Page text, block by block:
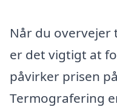
Når du overvejer
er det vigtigt at
påvirker prisen
Termografering